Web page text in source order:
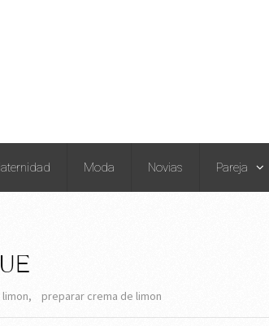
Moda Novias Pareja
, preparar crema de limon